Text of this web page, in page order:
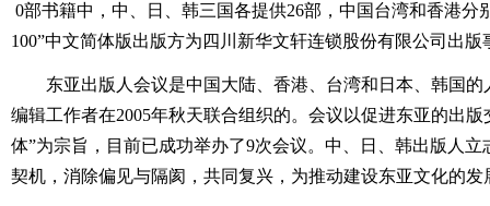
0部书籍中，中、日、韩三国各提供26部，中国台湾和香港分
100”中文简体版出版方为四川新华文轩连锁股份有限公司出
东亚出版人会议是中国大陆、香港、台湾和日本、韩国
编辑工作者在2005年秋天联合组织的。会议以促进东亚的出
体”为宗旨，目前已成功举办了9次会议。中、日、韩出版人立
契机，消除偏见与隔阂，共同复兴，为推动建设东亚文化的